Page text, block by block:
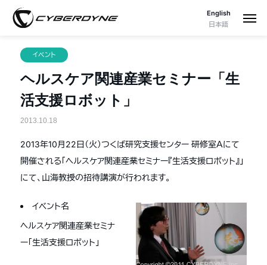
English
日本語
イベント
ヘルスケア関連産業セミナー「生
活支援ロボット」
2013.10.18
2013年10月22日（火）つくば研究支援センター 研修室Ａにて
開催される「ヘルスケア関連産業セミナー『生活支援ロボット』」
にて、山海教授の招待講演が行われます。
イベント名
ヘルスケア関連産業セミナ
ー「生活支援ロボット」